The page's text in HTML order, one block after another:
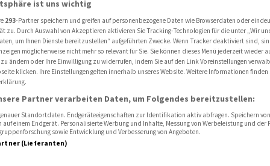
Gold
GOLDUNZE DOLLAR
ist uns wichtig
293-Partner speichern und greifen auf personenbezogene Daten wie Browserdaten oder
zu. Durch Auswahl von Akzeptieren aktivieren Sie Tracking-Technologien für die unter „Wir
um Ihnen Dienste bereitzustellen“ aufgeführten Zwecke. Wenn Tracker deaktiviert sind,
möglicherweise nicht mehr so relevant für Sie. Sie können dieses Menü jederzeit wieder
ändern oder Ihre Einwilligung zu widerrufen, indem Sie auf den Link Voreinstellungen
klicken. Ihre Einstellungen gelten innerhalb unseres Website. Weitere Informationen finden
Partner verarbeiten Daten, um Folgendes bereitzustellen:
Standortdaten. Endgeräteeigenschaften zur Identifikation aktiv abfragen. Speichern
einem Endgerät. Personalisierte Werbung und Inhalte, Messung von Werbeleistung und der
sowie Entwicklung und Verbesserung von Angeboten.
(Lieferanten)